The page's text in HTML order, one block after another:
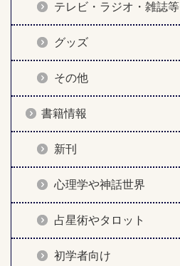
テレビ・ラジオ・雑誌等
グッズ
その他
書籍情報
新刊
心理学や神話世界
占星術やタロット
初学者向け